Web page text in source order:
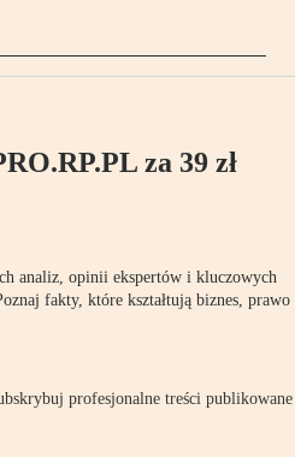
za 39 zł
analiz, opinii ekspertów i kluczowych
fakty, które kształtują biznes, prawo
profesjonalne treści publikowane